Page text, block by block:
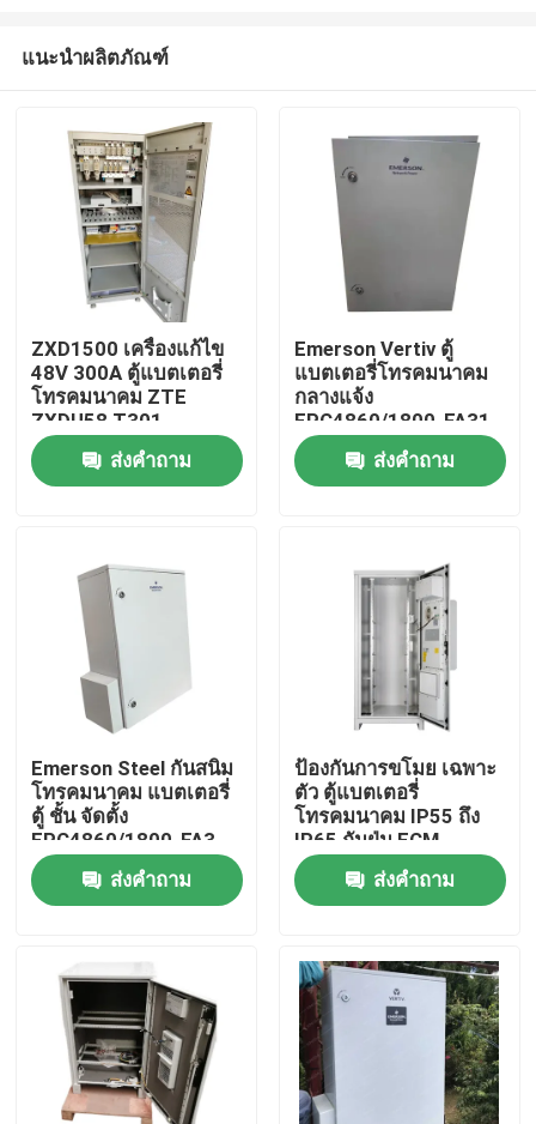
บ้าน
รายชื่อผู้ติดต่อ
ผลิตภัณฑ์
ตู้โทรคมนาคมกลางแจ้ง
ตู้อุปกรณ์โทรคมนาคม
ตู้แบตเตอรี่โทรคมนาคม
ตู้ ชั้น เซิร์ฟเวอร์ ของเครือข่าย
ระบบพลังงานสายโทรคมนาคม DC
แนะนำผลิตภัณฑ์
ZXD1500 เครื่องแก้ไข
48V 300A ตู้แบตเตอรี่
โทรคมนาคม ZTE
ZXDU58 T301
ส่งคำถาม
Emerson Vertiv ตู้
แบตเตอรี่โทรคมนาคม
กลางแจ้ง
EPC4860/1800-FA31
IP55
ส่งคำถาม
Emerson Steel กันสนิม
โทรคมนาคม แบตเตอรี่
ตู้ ชั้น จัดตั้ง
EPC4860/1800-FA3
ส่งคำถาม
ป้องกันการขโมย เฉพาะ
ตัว ตู้แบตเตอรี่
โทรคมนาคม IP55 ถึง
IP65 กันฝุ่น ECM-
E16H-1_1
ส่งคำถาม